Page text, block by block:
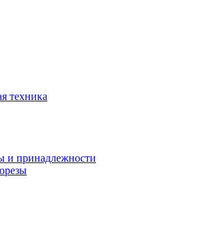
техника
и принадлежности